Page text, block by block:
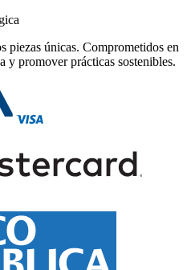
piezas únicas. Comprometidos en
y promover prácticas sostenibles.